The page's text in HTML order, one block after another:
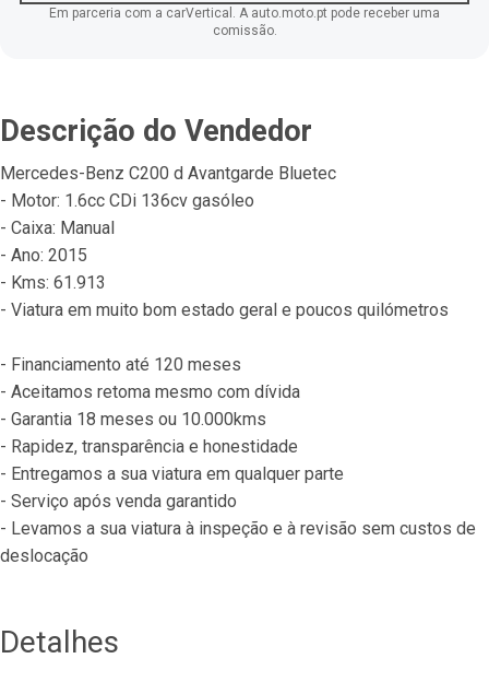
Em parceria com a carVertical. A auto.moto.pt pode receber uma
comissão.
Descrição do Vendedor
Mercedes-Benz C200 d Avantgarde Bluetec
- Motor: 1.6cc CDi 136cv gasóleo
- Caixa: Manual
- Ano: 2015
- Kms: 61.913
- Viatura em muito bom estado geral e poucos quilómetros
- Financiamento até 120 meses
- Aceitamos retoma mesmo com dívida
- Garantia 18 meses ou 10.000kms
- Rapidez, transparência e honestidade
- Entregamos a sua viatura em qualquer parte
- Serviço após venda garantido
- Levamos a sua viatura à inspeção e à revisão sem custos de
deslocação
Detalhes